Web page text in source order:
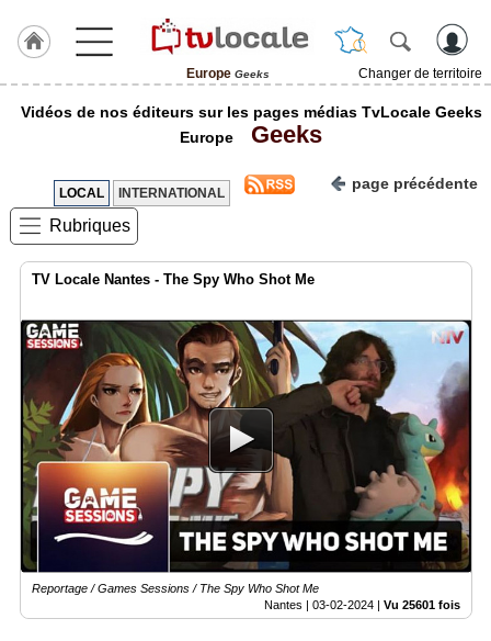
Europe Geeks
Changer de territoire
J'adhère
ACCUEIL
France
RUBRIQUES
Agenda
Gazette
Vidéos
Médias
groupe
Prémium
Vidéos de nos éditeurs sur les pages médias TvLocale Geeks
Europe
Geeks
page précédente
LOCAL INTERNATIONAL
Rubriques
TV Locale Nantes - The Spy Who Shot Me
Reportage / Games Sessions / The Spy Who Shot Me
Nantes | 03-02-2024 Vu 25601 fois